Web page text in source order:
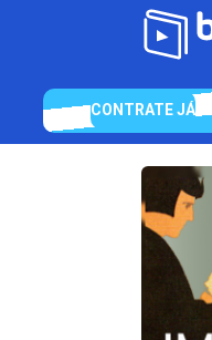
CONTRATE JÁ